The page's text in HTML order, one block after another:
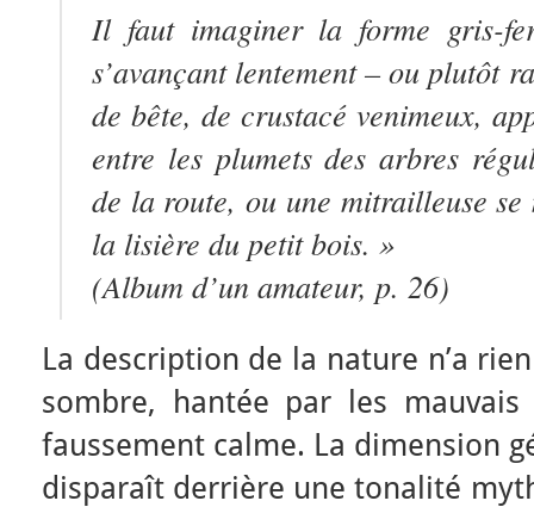
Il faut imaginer la forme gris-
s’avançant lentement – ou plutôt
de bête, de crustacé venimeux,
entre les plumets des arbres
de la route, ou une mitrailleuse
la lisière du petit bois. »
(Album d’un amateur, p. 26)
La description de la nature n’a
sombre, hantée par les
faussement calme. La dimension
disparaît derrière une tonalité